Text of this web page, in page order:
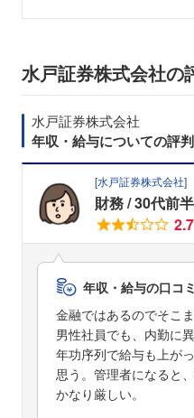
水戸証券株式会社の
水戸証券株式会社
年収・給与についての評
[水戸証券株式会社]
財務 30代前
2.7
年収・給与の口コミ
金融ではあるのでそこ
男性社員でも、内勤に
年功序列で給与も上が
思う。管理者になると
かなり厳しい。